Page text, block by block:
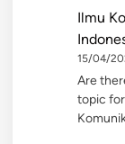
Ilmu
15/04/
Are
topic